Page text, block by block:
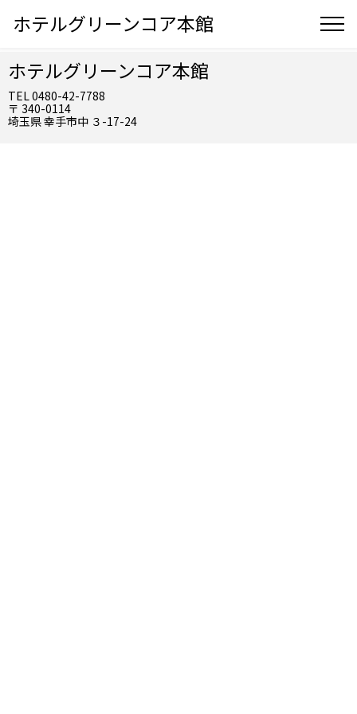
ホテルグリーンコア本館
ホテルグリーンコア本館
TEL 0480-42-7788
〒 340-0114
埼玉県 幸手市中 ３-17-24